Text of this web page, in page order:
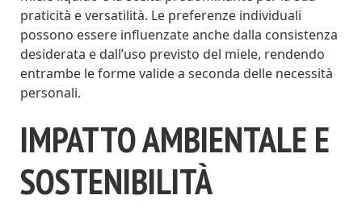
praticità e versatilità. Le preferenze individuali
possono essere influenzate anche dalla consistenza
desiderata e dall’uso previsto del miele, rendendo
entrambe le forme valide a seconda delle necessità
personali.
IMPATTO AMBIENTALE E
SOSTENIBILITÀ